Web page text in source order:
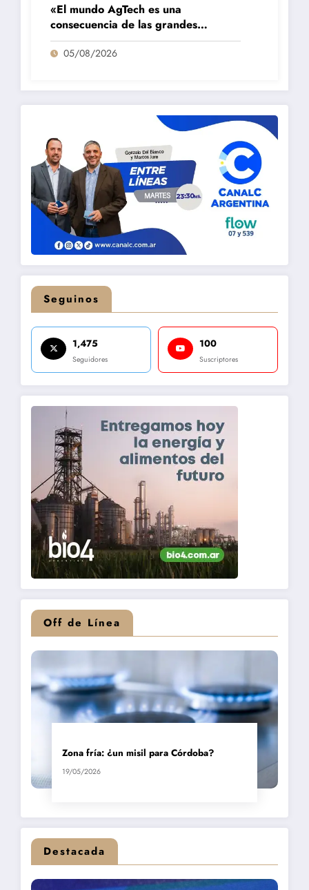
«El mundo AgTech es una
consecuencia de las grandes
fortalezas que tenemos en la región»
05/08/2026
Seguinos
1,475
Seguidores
100
Suscriptores
Off de Línea
Zona fría: ¿un misil para Córdoba?
19/05/2026
Destacada